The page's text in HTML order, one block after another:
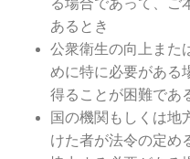
る場合であって、ご
あるとき
公衆衛生の向上また
めに特に必要がある
得ることが困難であ
国の機関もしくは地
けた者が法令の定め